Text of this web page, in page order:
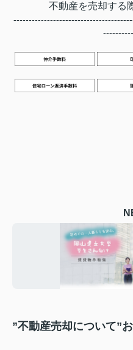
不動産を売却する
”不動産売却について”